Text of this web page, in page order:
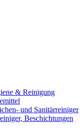
& Reinigung
und Sanitärreiniger
Beschichtungen